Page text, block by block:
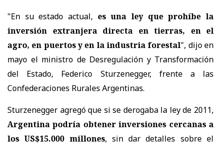
"En su estado actual, es una ley que prohíbe la
inversión extranjera directa en tierras, en el
agro, en puertos y en la industria forestal", dijo en
mayo el ministro de Desregulación y Transformación
del Estado, Federico Sturzenegger, frente a las
Confederaciones Rurales Argentinas.
Sturzenegger agregó que si se derogaba la ley de 2011,
Argentina podría obtener inversiones cercanas a
los US$15.000 millones, sin dar detalles sobre el